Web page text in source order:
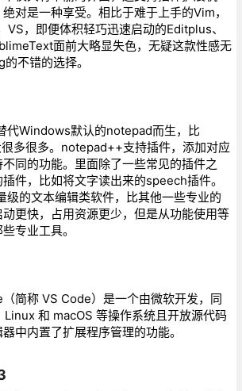
对是一种享受。相比于难于上手的Vim，
，即便体积轻巧迅速启动的Editplus、
面前大略显失色，无疑这款性感无
不错的选择。
代Windows默认的notepad而生，比
多很多。notepad++支持插件，添加对应
同的功能。里面除了一些常见的插件之
件，比如将文字读出来的speech插件。
的文本编辑类软件，比其他一些专业的
更快，占用资源更少，但是从功能使用等
专业工具。
简称 VS Code）是一个由微软开发，同
和 macOS 等操作系统且开放源代码
中内置了扩展程序管理的功能。